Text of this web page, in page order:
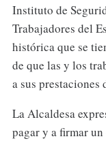
Instituto de
Trabajadores del
histórica que se
de que las y los
a sus prestaciones
La Alcaldesa
pagar y a firmar